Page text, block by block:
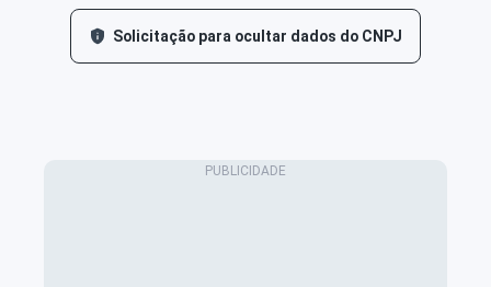
Solicitação para ocultar dados do CNPJ